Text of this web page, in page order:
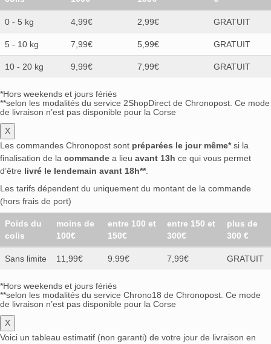
0 - 5 kg 4,99€ 2,99€ GRATUIT
5 - 10 kg 7,99€ 5,99€ GRATUIT
10 - 20 kg 9,99€ 7,99€ GRATUIT
*Hors weekends et jours fériés
**selon les modalités du service 2ShopDirect de Chronopost. Ce mode
de livraison n’est pas disponible pour la Corse
X
Les commandes Chronopost sont préparées le jour même*si la
finalisation de la commande a lieu avant 13h ce qui vous permet
d’être livré le lendemain avant 18h**.
Les tarifs dépendent du uniquement du montant de la commande
(hors frais de port)
Poids du
colis
moins de
100€
entre 100 et
150€
entre 150 et
300€
plus de
300 €
Sans limite 11,99€ 9.99€ 7,99€ GRATUIT
*Hors weekends et jours fériés
**selon les modalités du service Chrono18 de Chronopost. Ce mode
de livraison n’est pas disponible pour la Corse
X
Voici un tableau estimatif (non garanti) de votre jour de livraison en